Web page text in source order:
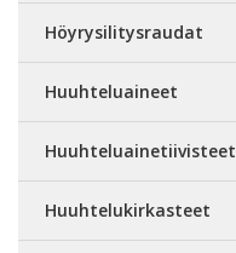
Höyrysilitysraudat
Huuhteluaineet
Huuhteluainetiivisteet
Huuhtelukirkasteet